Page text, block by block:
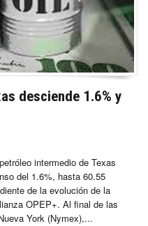
desciende 1.6% y
intermedio de Texas
del 1.6%, hasta 60.55
de la evolución de la
OPEP+. Al final de las
York (Nymex),...